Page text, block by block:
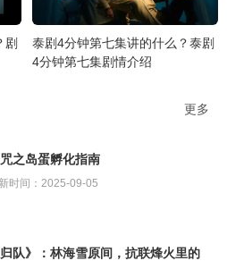
剧
泰剧4分钟第七集讲的什么？泰剧
4分钟第七集剧情介绍
更多
之岛蛋孵化指南
时间：2025-09-05
归队》：林海雪原间，抗联烽火里的